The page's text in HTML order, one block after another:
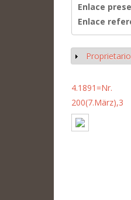
Enlace
Enlace
Mostrar
Proprietario
4.1891=Nr.
200(7.März),3